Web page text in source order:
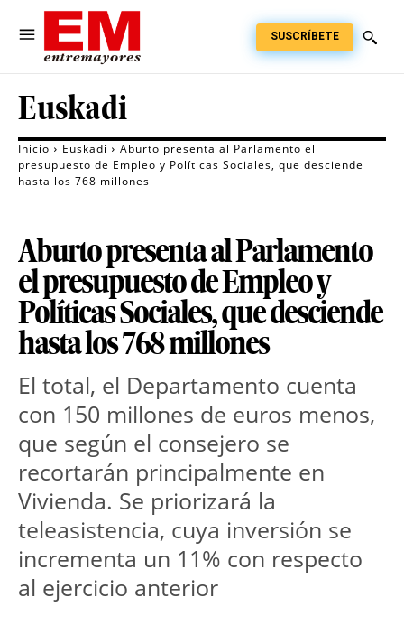
SUSCRÍBETE
Euskadi
Inicio Euskadi
Aburto presenta al Parlamento el
presupuesto de Empleo y Políticas Sociales, que desciende
hasta los 768 millones
Aburto presenta al Parlamento
el presupuesto de Empleo y
Políticas Sociales, que desciende
hasta los 768 millones
El total, el Departamento cuenta
con 150 millones de euros menos,
que según el consejero se
recortarán principalmente en
Vivienda. Se priorizará la
teleasistencia, cuya inversión se
incrementa un 11% con respecto
al ejercicio anterior